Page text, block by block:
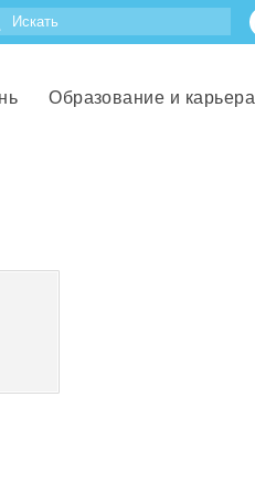
Образование и карьера